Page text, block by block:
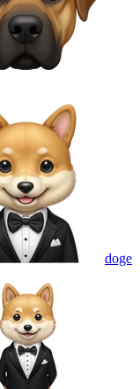
doge